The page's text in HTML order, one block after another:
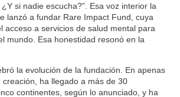
si nadie escucha?”. Esa voz interior la
lanzó a fundar Rare Impact Fund, cuya
acceso a servicios de salud mental para
mundo. Esa honestidad resonó en la
la evolución de la fundación. En apenas
ha llegado a más de 30
continentes, según lo anunciado, y ha